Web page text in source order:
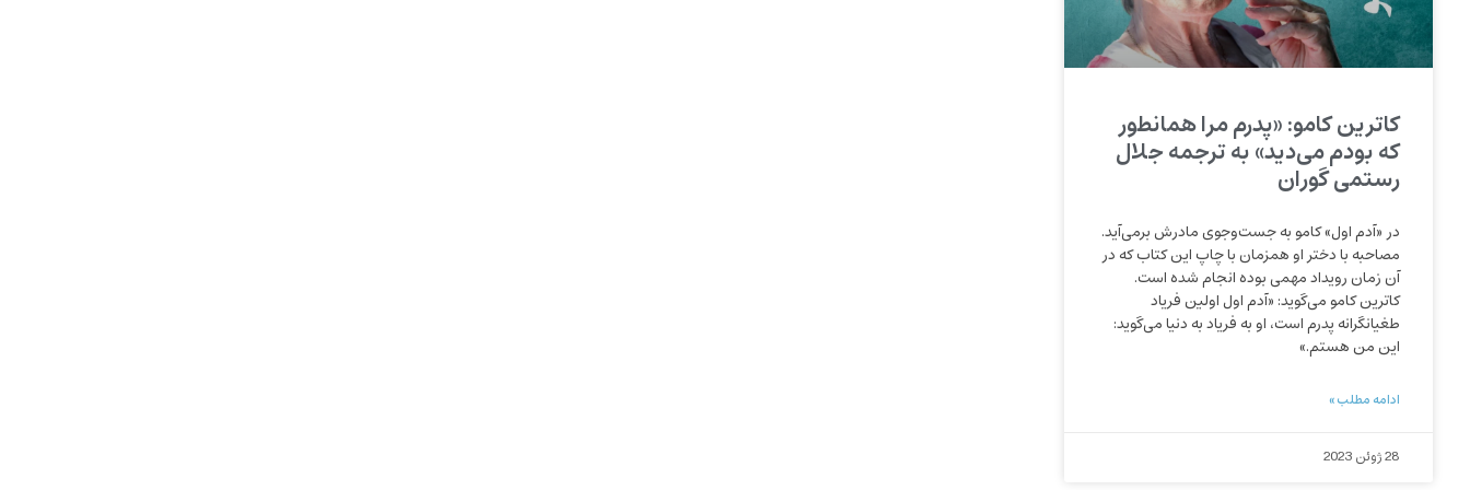
کاترین کامو: «پدرم مرا همانطور
که بودم می‌دید» به ترجمه جلال
رستمی گوران
در «آدم اول» کامو به جست‌وجوی مادرش برمی‌آید.
مصاحبه با دختر او همزمان با چاپ این کتاب که در
آن زمان رویداد مهمی بوده انجام شده است.
کاترین کامو می‌گوید: «آدم اول اولین فریاد
طغیانگرانه پدرم است، او به فریاد به دنیا می‌گوید:
این من هستم.»
ادامه مطلب »
28 ژوئن 2023